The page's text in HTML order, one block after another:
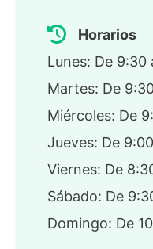
Horarios
Lunes: De 9:30
Martes: De
Miércoles: De
Jueves: De
Viernes: De
Sábado: De
Domingo: De